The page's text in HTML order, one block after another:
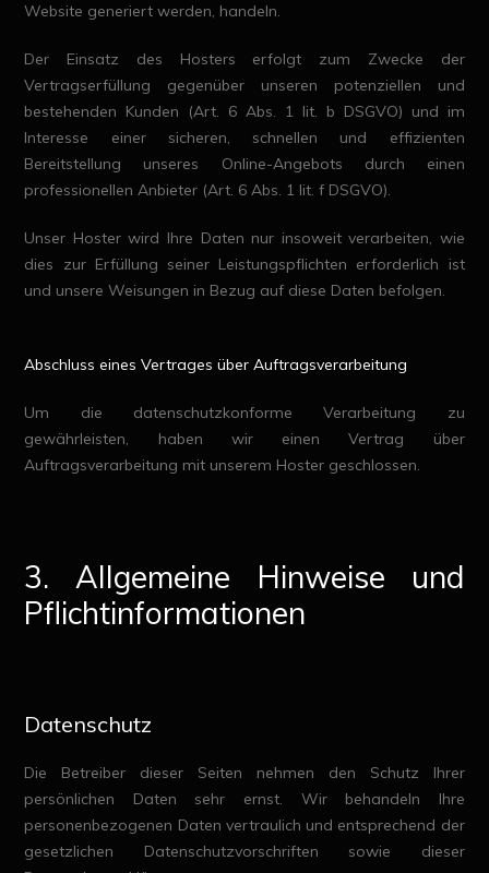
Website generiert werden, handeln.
Der Einsatz des Hosters erfolgt zum Zwecke der
Vertragserfüllung gegenüber unseren potenziellen und
bestehenden Kunden (Art. 6 Abs. 1 lit. b DSGVO) und im
Interesse einer sicheren, schnellen und effizienten
Bereitstellung unseres Online-Angebots durch einen
professionellen Anbieter (Art. 6 Abs. 1 lit. f DSGVO).
Unser Hoster wird Ihre Daten nur insoweit verarbeiten, wie
dies zur Erfüllung seiner Leistungspflichten erforderlich ist
und unsere Weisungen in Bezug auf diese Daten befolgen.
Abschluss eines Vertrages über Auftragsverarbeitung
Um die datenschutzkonforme Verarbeitung zu
gewährleisten, haben wir einen Vertrag über
Auftragsverarbeitung mit unserem Hoster geschlossen.
3. Allgemeine Hinweise und
Pflichtinformationen
Datenschutz
Die Betreiber dieser Seiten nehmen den Schutz Ihrer
persönlichen Daten sehr ernst. Wir behandeln Ihre
personenbezogenen Daten vertraulich und entsprechend der
gesetzlichen Datenschutzvorschriften sowie dieser